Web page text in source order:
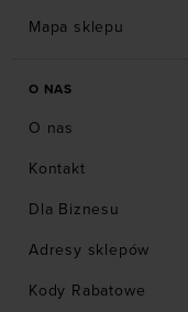
Mapa sklepu
O NAS
O nas
Kontakt
Dla Biznesu
Adresy sklepów
Kody Rabatowe